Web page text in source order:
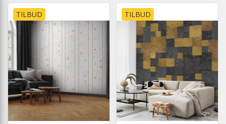
TILBUD TILBUD